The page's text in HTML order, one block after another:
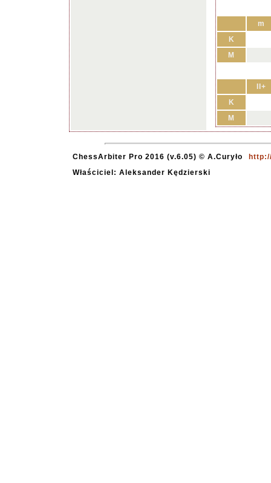
m
K
M
II+
K
M
ChessArbiter Pro 2016 (v.6.05) © A.Curyło
Właściciel: Aleksander Kędzierski